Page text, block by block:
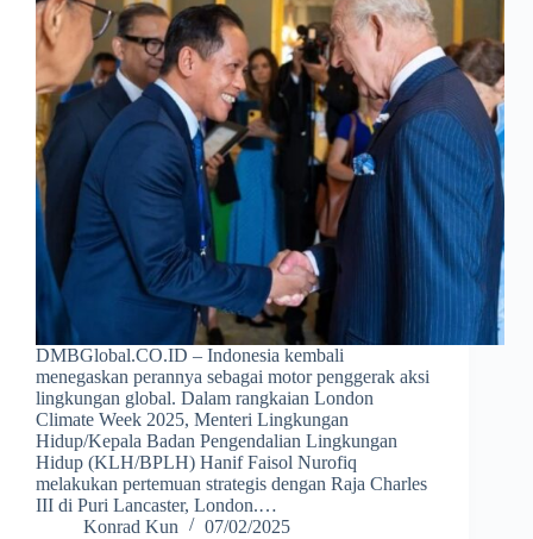
DMBGlobal.CO.ID – Indonesia kembali
menegaskan perannya sebagai motor penggerak aksi
lingkungan global. Dalam rangkaian London
Climate Week 2025, Menteri Lingkungan
Hidup/Kepala Badan Pengendalian Lingkungan
Hidup (KLH/BPLH) Hanif Faisol Nurofiq
melakukan pertemuan strategis dengan Raja Charles
III di Puri Lancaster, London.…
Konrad Kun
07/02/2025